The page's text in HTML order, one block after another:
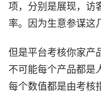
项，分别是展现，访
率。因为生意参谋这
但是平台考核你家产
不可能每个产品都是
每个数值都是由考核